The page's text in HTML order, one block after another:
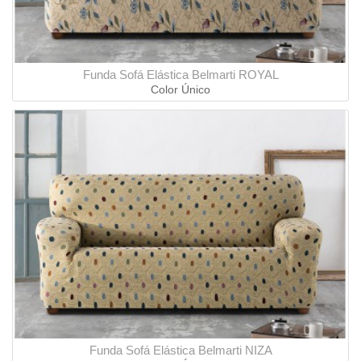
Funda Sofá Elástica Belmarti ROYAL
Color Único
Funda Sofá Elástica Belmarti NIZA